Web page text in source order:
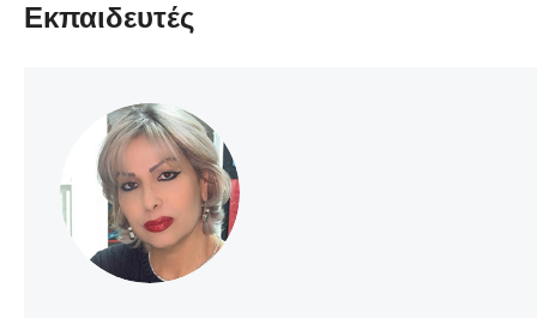
Εκπαιδευτές